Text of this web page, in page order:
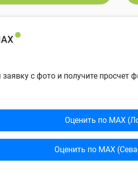
заявку с фото и получите просчет
Оценить по MAX
Оценить по MAX